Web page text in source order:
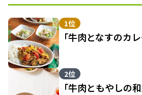
1位
「牛肉となすのカ
2位
「牛肉ともやしの